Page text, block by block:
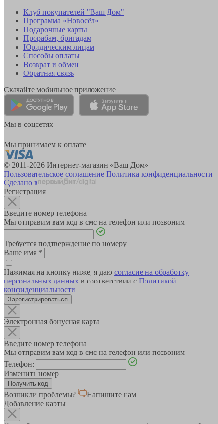
Клуб покупателей "Ваш Дом"
Программа «Новосёл»
Подарочные карты
Прорабам, бригадам
Юридическим лицам
Способы оплаты
Возврат и обмен
Обратная связь
Скачайте мобильное приложение
Мы в соцсетях
Мы принимаем к оплате
© 2011-2026 Интернет-магазин «Ваш Дом»
Пользовательское соглашение Политика конфиденциальности
Сделано в
Регистрация
Введите номер телефона
Мы отправим вам код в смс на телефон или позвоним
Требуется подтверждение по номеру
Ваше имя *
Нажимая на кнопку ниже, я даю согласие на обработку
персональных данных в соответствии с Политикой
конфиденциальности
Зарегистрироваться
Электронная бонусная карта
Введите номер телефона
Мы отправим вам код в смс на телефон или позвоним
Телефон:
Изменить номер
Возникли проблемы?
Напишите нам
Добавление карты